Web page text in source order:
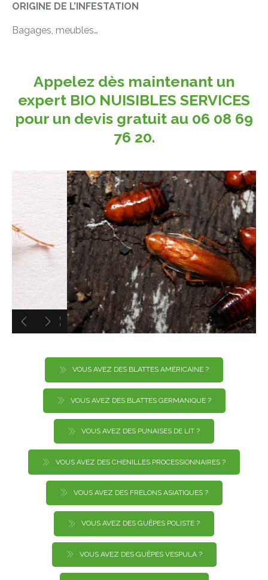
ORIGINE DE L’INFESTATION
Bagages, meubles…
Appelez dès maintenant un
expert BIO NUISIBLES SERVICES
pour un devis gratuit au 06 08 69
76 20.
VOUS AVEZ DES BLATTES AMÉRICAINE ?
VOUS AVEZ DES BLATTES GERMANIQUE ?
VOUS AVEZ DES PUNAISES DE LIT ?
VOUS AVEZ DES CHENILLES PROCESSIONNAIRES ?
VOUS AVEZ DES FRELONS ASIATIQUES ?
VOUS AVEZ DES GUÊPES POLISTE ?
VOUS AVEZ DES GUÊPES VESPULA ?